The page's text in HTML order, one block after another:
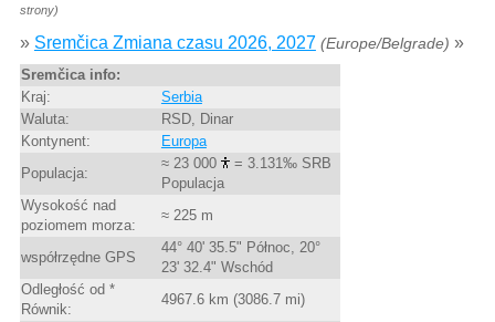
strony)
» Sremčica Zmiana czasu 2026, 2027 (Europe/Belgrade) »
Sremčica info:
Kraj:
Serbia
Waluta:
RSD, Dinar
Kontynent:
Europa
Populacja:
≈ 23 000
= 3.131‰ SRB
Populacja
Wysokość nad
poziomem morza:
≈ 225 m
współrzędne GPS
44° 40' 35.5" Północ, 20°
23' 32.4" Wschód
Odległość od *
Równik:
4967.6 km (3086.7 mi)